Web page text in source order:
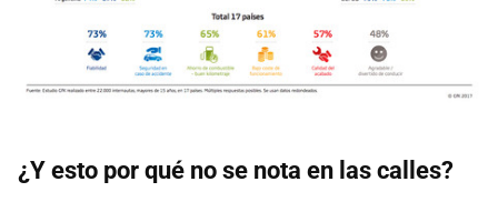
¿Y esto por qué no se nota en las calles?